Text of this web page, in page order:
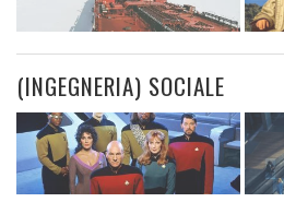
(INGEGNERIA) SOCIALE